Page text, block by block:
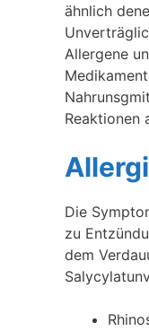
ähnlich
Allergene
Reaktionen
Die
zu
dem